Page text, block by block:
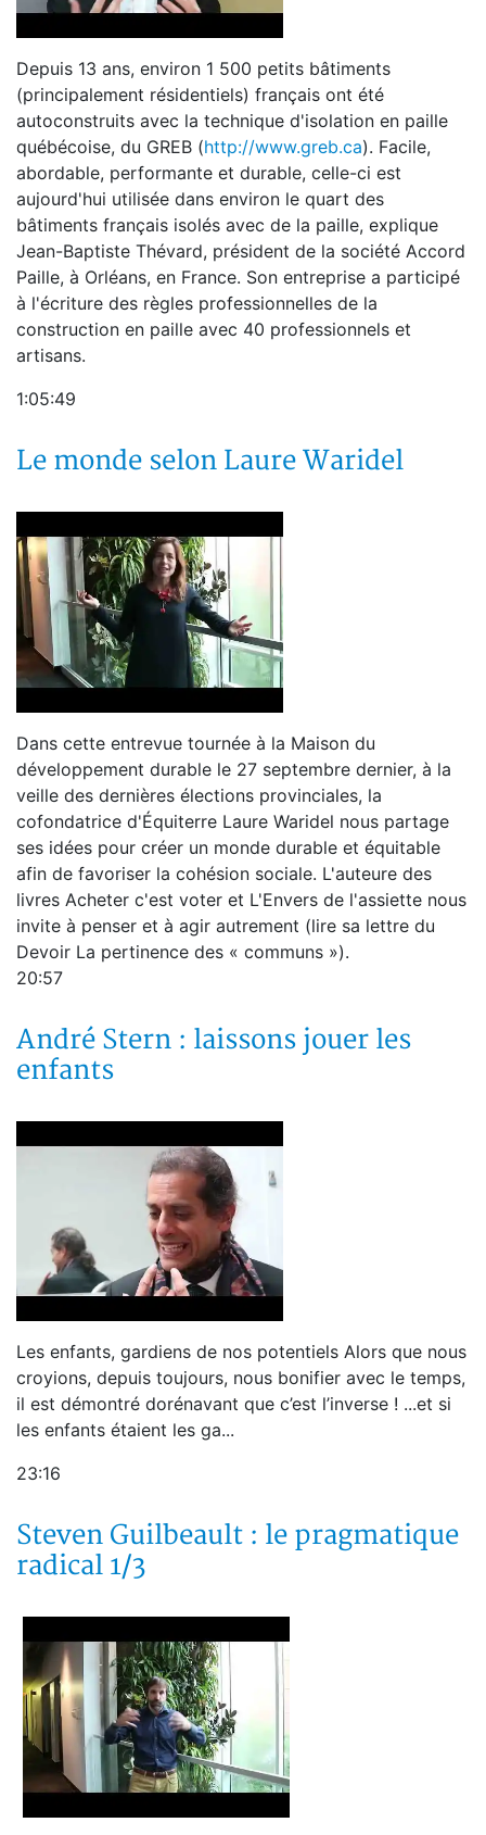
Depuis 13 ans, environ 1 500 petits bâtiments
(principalement résidentiels) français ont été
autoconstruits avec la technique d'isolation en paille
québécoise, du GREB (http://www.greb.ca). Facile,
abordable, performante et durable, celle-ci est
aujourd'hui utilisée dans environ le quart des
bâtiments français isolés avec de la paille, explique
Jean-Baptiste Thévard, président de la société Accord
Paille, à Orléans, en France. Son entreprise a participé
à l'écriture des règles professionnelles de la
construction en paille avec 40 professionnels et
artisans.
1:05:49
Le monde selon Laure Waridel
Dans cette entrevue tournée à la Maison du
développement durable le 27 septembre dernier, à la
veille des dernières élections provinciales, la
cofondatrice d'Équiterre Laure Waridel nous partage
ses idées pour créer un monde durable et équitable
afin de favoriser la cohésion sociale. L'auteure des
livres Acheter c'est voter et L'Envers de l'assiette nous
invite à penser et à agir autrement (lire sa lettre du
Devoir La pertinence des « communs »).
20:57
André Stern : laissons jouer les
enfants
Les enfants, gardiens de nos potentiels Alors que nous
croyions, depuis toujours, nous bonifier avec le temps,
il est démontré dorénavant que c’est l’inverse ! ...et si
les enfants étaient les ga...
23:16
Steven Guilbeault : le pragmatique
radical 1/3